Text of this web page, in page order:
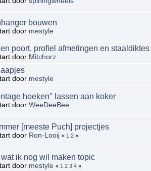
bouwen
door mestyle
poort. profiel afmetingen en staaldiktes
door Mitchorz
door mestyle
hoeken" lassen aan koker
door WeeDeeBee
[meeste Puch] projectjes
door Ron-Looij « 1 2 »
wat ik nog wil maken topic
door mestyle « 1 2 3 4 »